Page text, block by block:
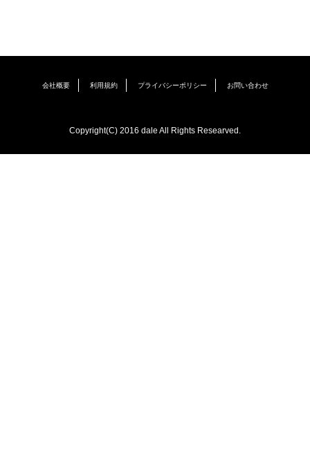
会社概要 利用規約 プライバシーポリシー お問い合わせ
Copyright(C) 2016 dale All Rights Researved.